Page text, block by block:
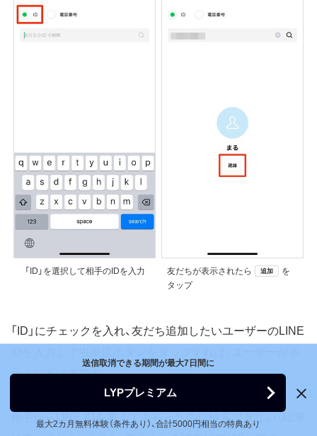
「ID」を選択して相手のIDを入力 友だちが表示されたら 追加
を
タップ
「ID」にチェックを入れ、友だち追加したいユーザーのLINE
示されるはずです。
相手からLINE IDを教えてもらったのに検索できない（結果
送信取消できる期間が最大7日間に
LYPプレミアム
最大2カ月無料体験（条件あり）、合計5000円相当の特典あり